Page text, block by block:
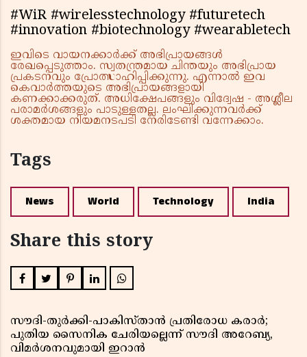
#WiR #wirelesstechnology #futuretech
#innovation #biotechnology #wearabletech
ഇവിടെ വായനക്കാർക്ക് അഭിപ്രായങ്ങൾ
രേഖപ്പെടുത്താം. സ്വതന്ത്രമായ ചിന്തയും അഭിപ്രായ
പ്രകടനവും പ്രോത്സാഹിപ്പിക്കുന്നു. എന്നാൽ ഇവ
കെവാർത്തയുടെ അഭിപ്രായങ്ങളായി
കണക്കാക്കരുത്. അധിക്ഷേപങ്ങളും വിദ്വേഷ - അശ്ലീല
പരാമർശങ്ങളും പാടുള്ളതല്ല. ലംഘിക്കുന്നവർക്ക്
ശക്തമായ നിയമനടപടി നേരിടേണ്ടി വന്നേക്കാം.
Tags
News World Technology India
Share this story
സൗദി-തുർക്കി-പാകിസ്താൻ പ്രതിരോധ കരാർ;
പുതിയ സൈനിക ചേരിയല്ലെന്ന് സൗദി അറേബ്യ,
വിമർശനവുമായി ഇറാൻ